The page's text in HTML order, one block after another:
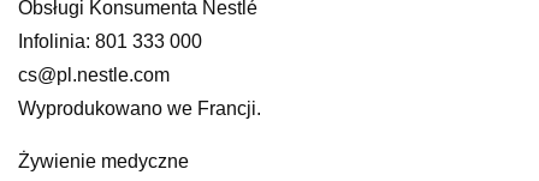
Obsługi Konsumenta Nestlé
Infolinia: 801 333 000
cs@pl.nestle.com
Wyprodukowano we Francji.
Żywienie medyczne